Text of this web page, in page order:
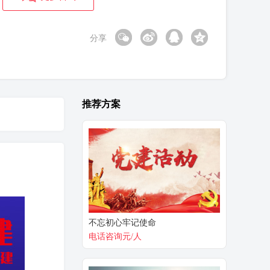
分享
推荐方案
不忘初心牢记使命
电话咨询元/人